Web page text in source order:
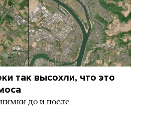
так высохли, что это
до и после